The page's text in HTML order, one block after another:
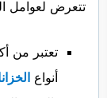
تتعرض لعوامل
تعتبر من
أنواع